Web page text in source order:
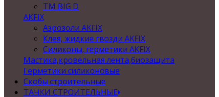
TM BIG D
AKFIX
Аэрозоли AKFIX
Клея, жидкие гвозди AKFIX
Силиконы, герметики AKFIX
Мастика,кровельная лента,биозащита
Герметики силиконовые
Скобы строительные
ТАЧКИ СТРОИТЕЛЬНЫЕ